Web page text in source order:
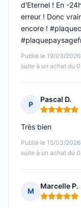
Publié le 19/03/
suite à un achat du
d'Eternel ! En -
erreur ! Donc
encore !
P
Pascal D.
Note : 5 sur
Publié le 15/03/
suite à un achat du
Très bien
M
Marcelle P.
Note : 5 sur